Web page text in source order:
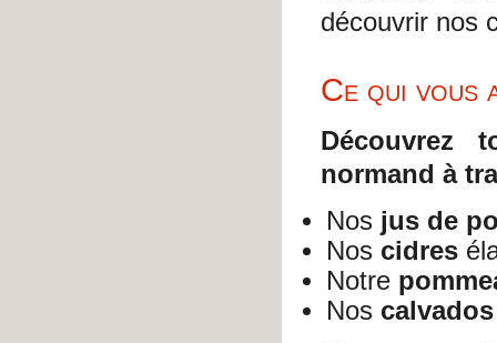
découvrir nos
Ce qui vous
Découvrez
normand à
Nos jus de
Nos cidres
Notre
Nos calvados